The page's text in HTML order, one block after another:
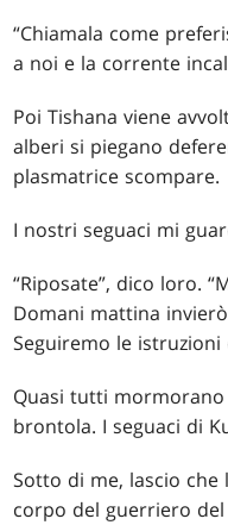
“Chiamala come
a noi e la corrente
Poi Tishana viene
alberi si piegano
plasmatrice scompare.
I nostri seguaci mi
“Riposate”, dico loro.
Domani mattina
Seguiremo le istruzioni
Quasi tutti
brontola. I seguaci di
Sotto di me, lascio che
corpo del guerriero